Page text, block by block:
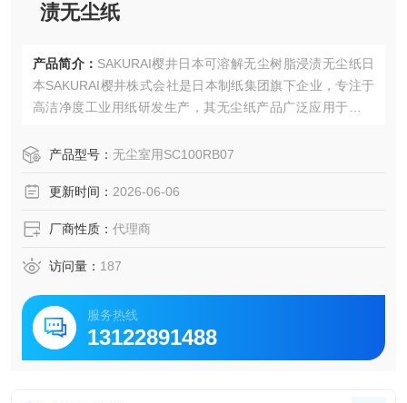
渍无尘纸
产品简介： SAKURAI樱井日本可溶解无尘树脂浸渍无尘纸日
本SAKURAI樱井株式会社是日本制纸集团旗下企业，专注于
高洁净度工业用纸研发生产，其无尘纸产品广泛应用于半导
设计减少纤维断裂，并采用纳米级涂层技术，发尘量符合ISO
高精度清洁场景。
产品型号： 无尘室用SC100RB07
更新时间： 2026-06-06
厂商性质： 代理商
访问量： 187
服务热线
13122891488